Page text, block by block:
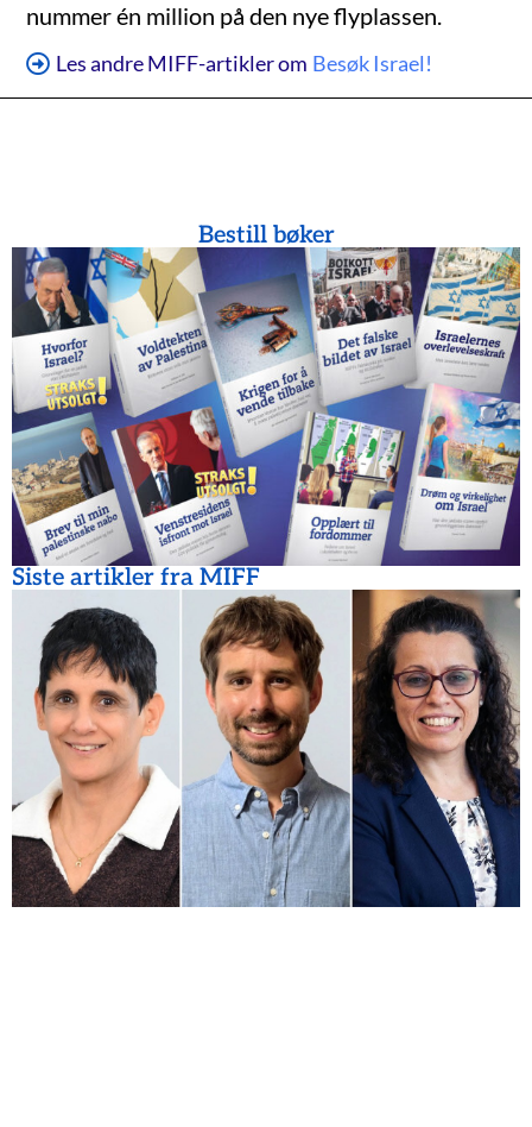
nummer én million på den nye flyplassen.
Les andre MIFF-artikler om Besøk Israel!
Bestill bøker
Siste artikler fra MIFF